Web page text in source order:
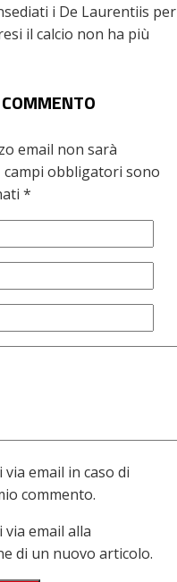
i De Laurentiis per
il calcio non ha più
email non sarà
campi obbligatori sono
*
email in caso di
commento.
via email alla
di un nuovo articolo.